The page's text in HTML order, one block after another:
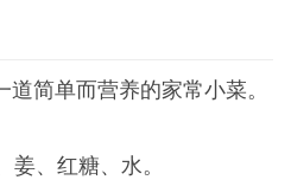
简单而营养的家常小菜。
、红糖、水。